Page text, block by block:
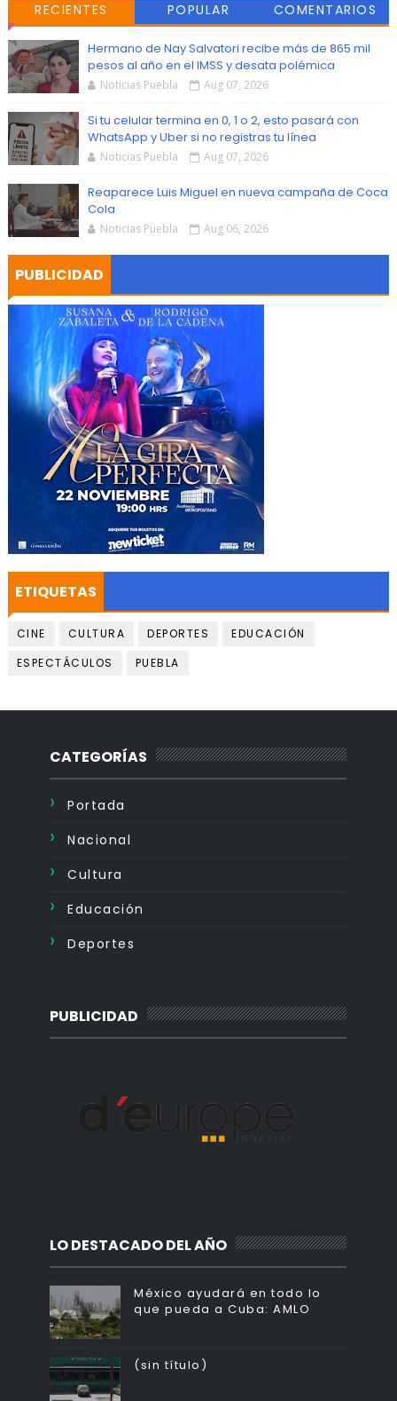
RECIENTES POPULAR COMENTARIOS
Hermano de Nay Salvatori recibe más de 865 mil
pesos al año en el IMSS y desata polémica
Noticias Puebla Aug 07, 2026
Si tu celular termina en 0, 1 o 2, esto pasará con
WhatsApp y Uber si no registras tu línea
Noticias Puebla Aug 07, 2026
Reaparece Luis Miguel en nueva campaña de Coca
Cola
Noticias Puebla Aug 06, 2026
PUBLICIDAD
ETIQUETAS
CINE CULTURA DEPORTES
EDUCACIÓN
ESPECTÁCULOS
PUEBLA
CATEGORÍAS
Portada
Nacional
Cultura
Educación
Deportes
PUBLICIDAD
LO DESTACADO DEL AÑO
México ayudará en todo lo
que pueda a Cuba: AMLO
(sin título)